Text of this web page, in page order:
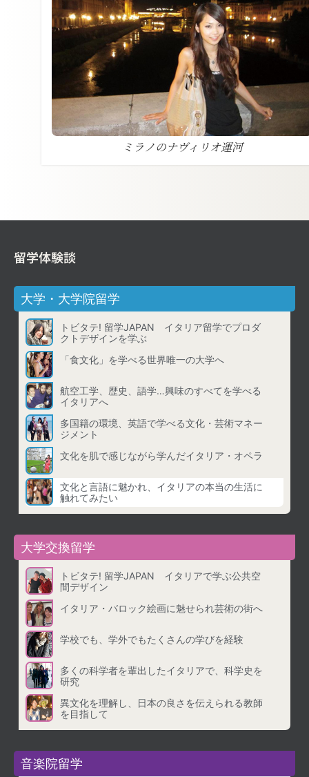
留学体験談
大学・大学院留学
トビタテ! 留学JAPAN イタリア留学でプロダ
クトデザインを学ぶ
「食文化」を学べる世界唯一の大学へ
航空工学、歴史、語学…興味のすべてを学べる
イタリアへ
多国籍の環境、英語で学べる文化・芸術マネー
ジメント
文化を肌で感じながら学んだイタリア・オペラ
文化と言語に魅かれ、イタリアの本当の生活に
触れてみたい
大学交換留学
トビタテ! 留学JAPAN イタリアで学ぶ公共空
間デザイン
イタリア・バロック絵画に魅せられ芸術の街へ
学校でも、学外でもたくさんの学びを経験
多くの科学者を輩出したイタリアで、科学史を
研究
異文化を理解し、日本の良さを伝えられる教師
を目指して
音楽院留学
ミラノのナヴィリオ運河